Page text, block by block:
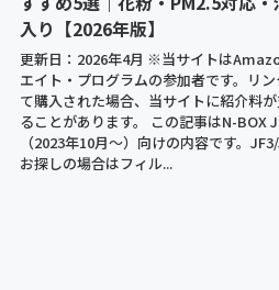
入り【2026年版】
更新日：2026年4月 ※当サイトは
エイト・プログラムの参加者です。リ
て購入された場合、当サイトに紹介料
ることがあります。 この記事はN-BOX
（2023年10月〜）向けの内容です。
お探しの場合はフィル...